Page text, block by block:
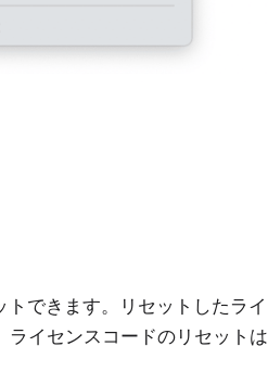
できます。リセットしたライ
イセンスコードのリセットは